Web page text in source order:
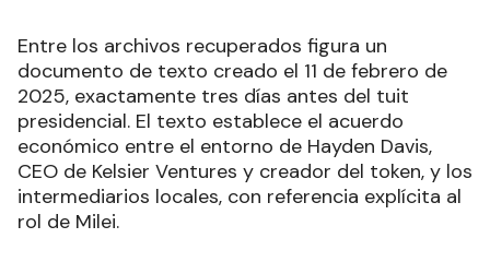
Entre los archivos recuperados figura un
documento de texto creado el 11 de febrero de
2025, exactamente tres días antes del tuit
presidencial. El texto establece el acuerdo
económico entre el entorno de Hayden Davis,
CEO de Kelsier Ventures y creador del token, y los
intermediarios locales, con referencia explícita al
rol de Milei.